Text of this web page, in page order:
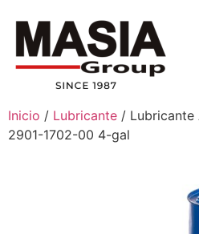
Inicio / Lubricante / Lubricante
2901-1702-00 4-gal